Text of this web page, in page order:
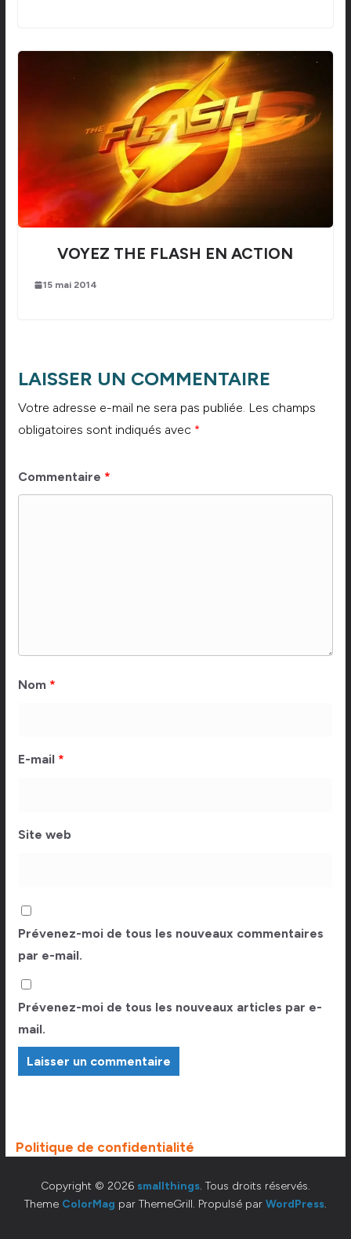
VOYEZ THE FLASH EN ACTION
15 mai 2014
LAISSER UN COMMENTAIRE
Votre adresse e-mail ne sera pas publiée. Les champs
obligatoires sont indiqués avec *
Commentaire *
Nom *
E-mail *
Site web
Prévenez-moi de tous les nouveaux commentaires
par e-mail.
Prévenez-moi de tous les nouveaux articles par e-
mail.
Politique de confidentialité
Copyright © 2026 smallthings. Tous droits réservés.
Theme ColorMag par ThemeGrill. Propulsé par WordPress.